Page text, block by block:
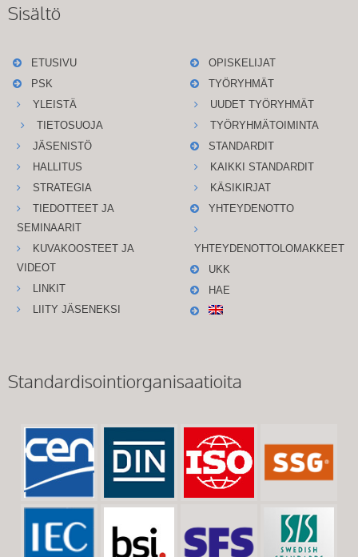
Sisältö
ETUSIVU
PSK
YLEISTÄ
TIETOSUOJA
JÄSENISTÖ
HALLITUS
STRATEGIA
TIEDOTTEET JA
SEMINAARIT
KUVAKOOSTEET JA
VIDEOT
LINKIT
LIITY JÄSENEKSI
OPISKELIJAT
TYÖRYHMÄT
UUDET TYÖRYHMÄT
TYÖRYHMÄTOIMINTA
STANDARDIT
KAIKKI STANDARDIT
KÄSIKIRJAT
YHTEYDENOTTO
YHTEYDENOTTOLOMAKKEET
UKK
HAE
Standardisointiorganisaatioita